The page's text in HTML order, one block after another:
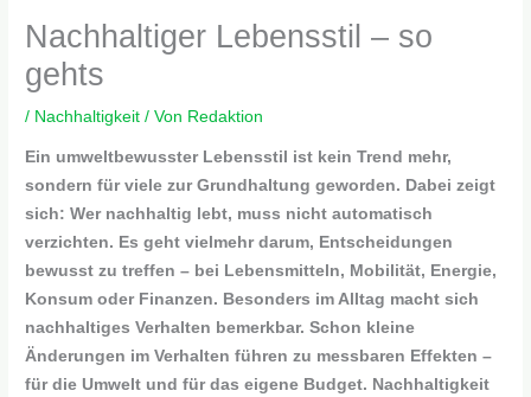
Nachhaltiger Lebensstil – so
gehts
/ Nachhaltigkeit / Von Redaktion
Ein umweltbewusster Lebensstil ist kein Trend mehr,
sondern für viele zur Grundhaltung geworden. Dabei zeigt
sich: Wer nachhaltig lebt, muss nicht automatisch
verzichten. Es geht vielmehr darum, Entscheidungen
bewusst zu treffen – bei Lebensmitteln, Mobilität, Energie,
Konsum oder Finanzen. Besonders im Alltag macht sich
nachhaltiges Verhalten bemerkbar. Schon kleine
Änderungen im Verhalten führen zu messbaren Effekten –
für die Umwelt und für das eigene Budget. Nachhaltigkeit